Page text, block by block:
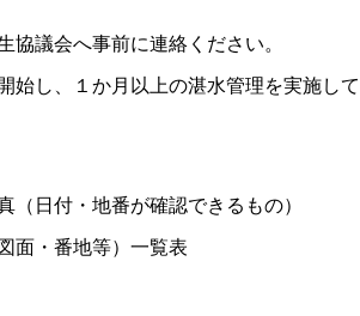
協議会へ事前に連絡ください。
始し、１か月以上の湛水管理を実施して
（日付・地番が確認できるもの）
面・番地等）一覧表